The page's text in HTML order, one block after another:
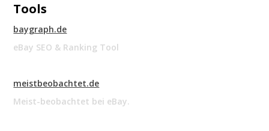
Tools
baygraph.de
eBay SEO & Ranking Tool
meistbeobachtet.de
Meist-beobachtet bei eBay.